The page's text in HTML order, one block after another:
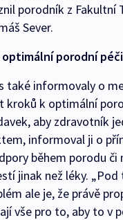
porodník z Fakultní
Sever.
porodní péči
také informovaly o
kroků k optimální
aby zdravotník
informoval ji o
během porodu či
jinak než léky. „Pod
ale je, že právě
vše pro to, aby to v